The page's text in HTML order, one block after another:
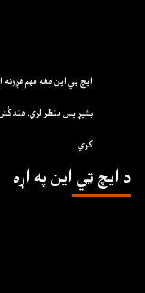
ايچ ټي اين هغه مهم
بشپړ پس منظر لري. هندکُش
کوي
د ايچ ټي اين په اړه